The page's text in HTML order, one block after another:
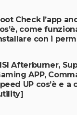
Check l’app
come
con i
Afterburner,
APP,
UP cos’è e a